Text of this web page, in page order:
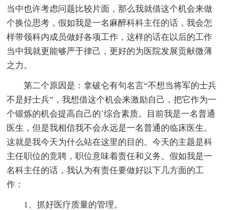
当中也许考虑问题比较片面，那么我就借这个机会来做
个换位思考，假如我是一名麻醉科科主任的话，我会怎
样带领科内成员做好各项工作，这样的话在以后的工作
当中我就更能够严于律己，更好的为医院发展贡献微薄
之力。
第二个原因是：拿破仑有句名言“不想当将军的士兵
不是好士兵”，我想借这个机会来激励自己，把它作为一
个锻炼的机会提高自己的`综合素质。目前我是一名普通
医生，但是我相信我不会永远是一名普通的临床医生。
这就是我今天为什么站在这里的目的。今天的主题是科
主任职位的竞聘，职位意味着责任和义务。假如我是一
名科主任的话，我认为有责任要做好以下几方面的工
作：
1、抓好医疗质量的管理。